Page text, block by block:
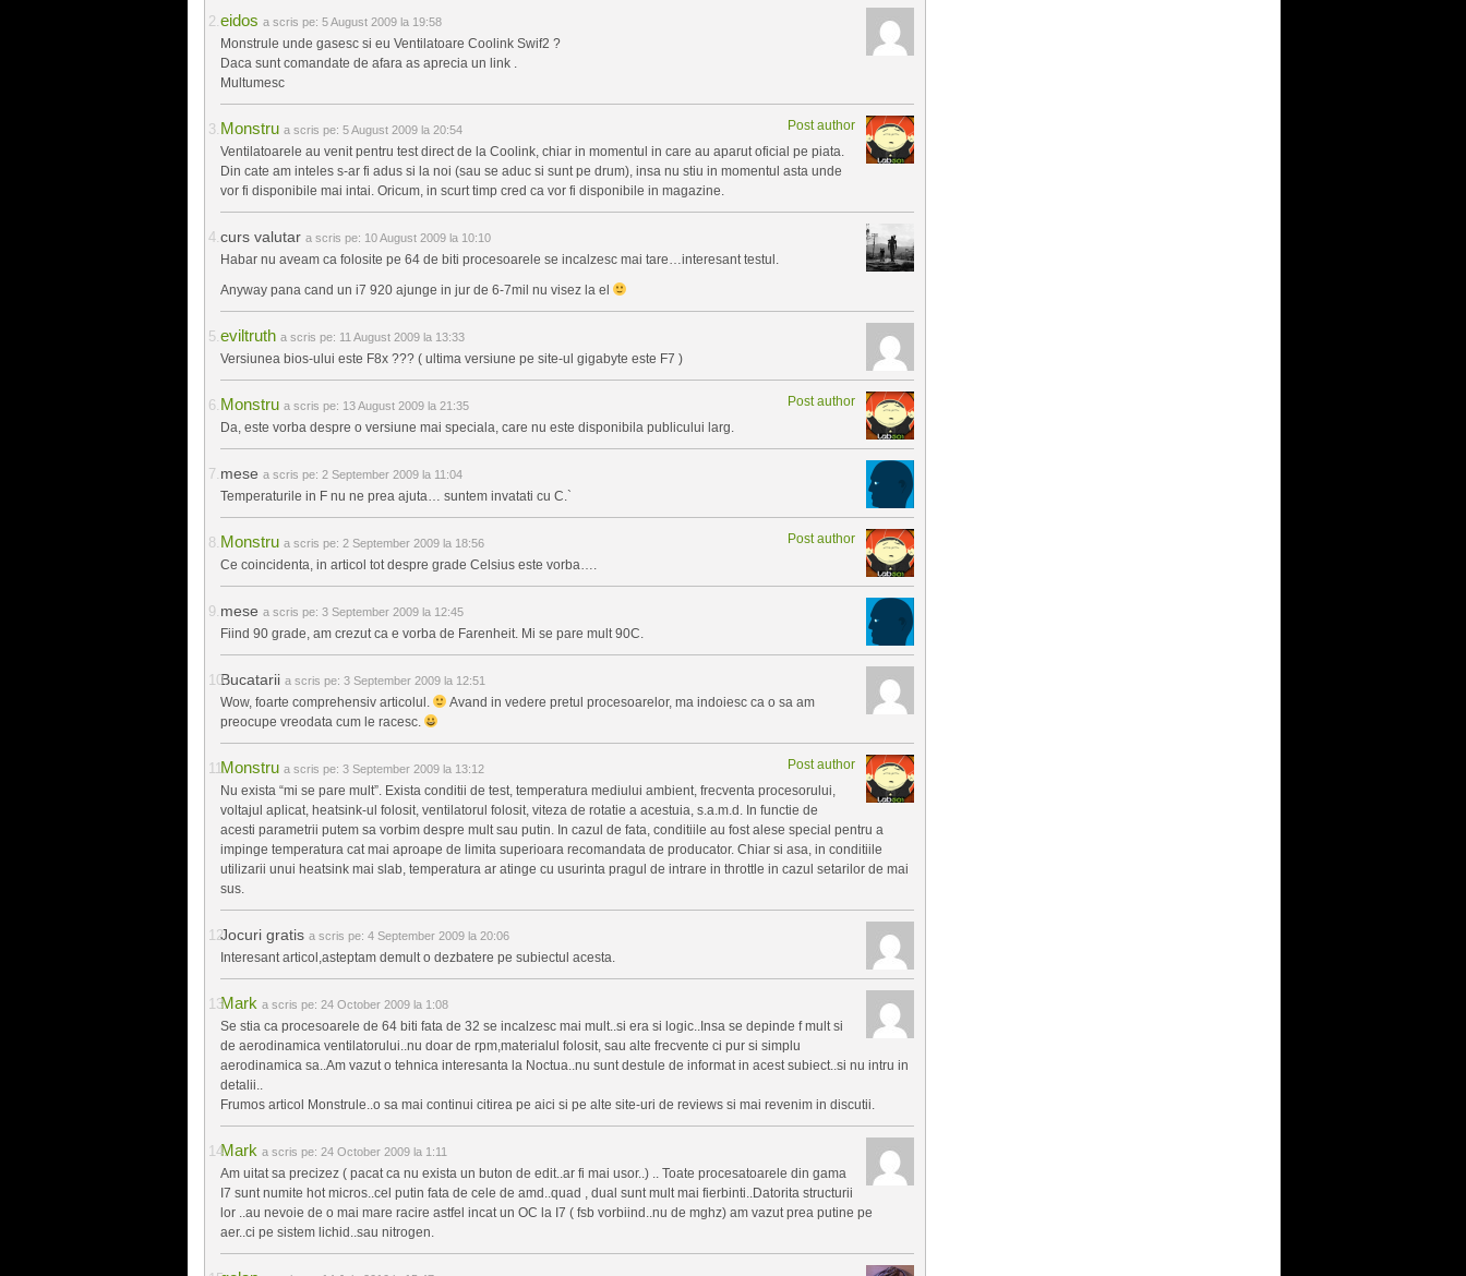
eidos a scris pe: 5 August 2009 la 19:58
Monstrule unde gasesc si eu Ventilatoare Coolink Swif2 ?
Daca sunt comandate de afara as aprecia un link .
Multumesc
Monstru Post author
a scris pe: 5 August 2009 la 20:54
Ventilatoarele au venit pentru test direct de la Coolink, chiar in momentul in care au aparut oficial pe piata.
Din cate am inteles s-ar fi adus si la noi (sau se aduc si sunt pe drum), insa nu stiu in momentul asta unde
vor fi disponibile mai intai. Oricum, in scurt timp cred ca vor fi disponibile in magazine.
curs valutar a scris pe: 10 August 2009 la 10:10
Habar nu aveam ca folosite pe 64 de biti procesoarele se incalzesc mai tare…interesant testul.
Anyway pana cand un i7 920 ajunge in jur de 6-7mil nu visez la el
eviltruth a scris pe: 11 August 2009 la 13:33
Versiunea bios-ului este F8x ??? ( ultima versiune pe site-ul gigabyte este F7 )
Monstru Post author
a scris pe: 13 August 2009 la 21:35
Da, este vorba despre o versiune mai speciala, care nu este disponibila publicului larg.
mese a scris pe: 2 September 2009 la 11:04
Temperaturile in F nu ne prea ajuta… suntem invatati cu C.`
Monstru Post author
a scris pe: 2 September 2009 la 18:56
Ce coincidenta, in articol tot despre grade Celsius este vorba….
mese a scris pe: 3 September 2009 la 12:45
Fiind 90 grade, am crezut ca e vorba de Farenheit. Mi se pare mult 90C.
Bucatarii a scris pe: 3 September 2009 la 12:51
Wow, foarte comprehensiv articolul.
Avand in vedere pretul procesoarelor, ma indoiesc ca o sa am
preocupe vreodata cum le racesc.
Monstru Post author
a scris pe: 3 September 2009 la 13:12
Nu exista “mi se pare mult”. Exista conditii de test, temperatura mediului ambient, frecventa procesorului,
voltajul aplicat, heatsink-ul folosit, ventilatorul folosit, viteza de rotatie a acestuia, s.a.m.d. In functie de
acesti parametrii putem sa vorbim despre mult sau putin. In cazul de fata, conditiile au fost alese special pentru a
impinge temperatura cat mai aproape de limita superioara recomandata de producator. Chiar si asa, in conditiile
utilizarii unui heatsink mai slab, temperatura ar atinge cu usurinta pragul de intrare in throttle in cazul setarilor de mai
sus.
Jocuri gratis a scris pe: 4 September 2009 la 20:06
Interesant articol,asteptam demult o dezbatere pe subiectul acesta.
Mark a scris pe: 24 October 2009 la 1:08
Se stia ca procesoarele de 64 biti fata de 32 se incalzesc mai mult..si era si logic..Insa se depinde f mult si
de aerodinamica ventilatorului..nu doar de rpm,materialul folosit, sau alte frecvente ci pur si simplu
aerodinamica sa..Am vazut o tehnica interesanta la Noctua..nu sunt destule de informat in acest subiect..si nu intru in
detalii..
Frumos articol Monstrule..o sa mai continui citirea pe aici si pe alte site-uri de reviews si mai revenim in discutii.
Mark a scris pe: 24 October 2009 la 1:11
Am uitat sa precizez ( pacat ca nu exista un buton de edit..ar fi mai usor..) .. Toate procesatoarele din gama
I7 sunt numite hot micros..cel putin fata de cele de amd..quad , dual sunt mult mai fierbinti..Datorita structurii
lor ..au nevoie de o mai mare racire astfel incat un OC la I7 ( fsb vorbiind..nu de mghz) am vazut prea putine pe
aer..ci pe sistem lichid..sau nitrogen.